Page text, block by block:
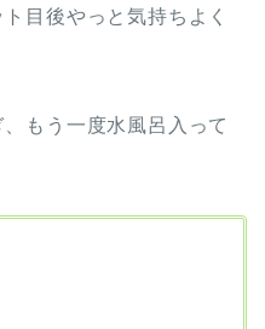
目後やっと気持ちよく
もう一度水風呂入って